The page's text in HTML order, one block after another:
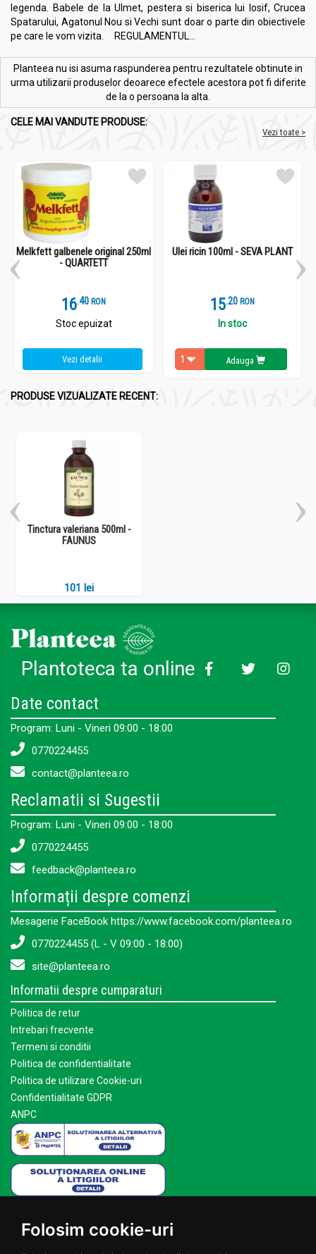
Folosim cookie-uri
legenda. Babele de la Ulmet, pestera si biserica lui Iosif, Crucea
Spatarului, Agatonul Nou si Vechi sunt doar o parte din obiectivele
pe care le vom vizita. REGULAMENTUL...
Planteea nu isi asuma raspunderea pentru rezultatele obtinute in
urma utilizarii produselor deoarece efectele acestora pot fi diferite
de la o persoana la alta.
CELE MAI VANDUTE PRODUSE:
Vezi toate >
Melkfett galbenele original 250ml
- QUARTETT
16.4 RON
Stoc epuizat
Vezi detalii
Ulei ricin 100ml - SEVA PLANT
15.2 RON
In stoc
Adauga
PRODUSE VIZUALIZATE RECENT:
Tinctura valeriana 500ml -
FAUNUS
101 lei
Plantoteca ta online
Date contact
Program: Luni - Vineri 09:00 - 18:00
0770224455
contact@planteea.ro
Reclamatii si Sugestii
Program: Luni - Vineri 09:00 - 18:00
0770224455
feedback@planteea.ro
Informații despre comenzi
Mesagerie FaceBook https://www.facebook.com/planteea.ro
0770224455 (L - V 09:00 - 18:00)
site@planteea.ro
Informatii despre cumparaturi
Politica de retur
Intrebari frecvente
Termeni si conditii
Politica de confidentialitate
Politica de utilizare Cookie-uri
Confidentialitate GDPR
ANPC
Acasa